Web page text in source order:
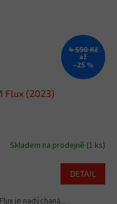
4 590 Kč
až
–25 %
Flux (2023)
Skladem na prodejně (1 ks)
DETAIL
je nadýchaná...